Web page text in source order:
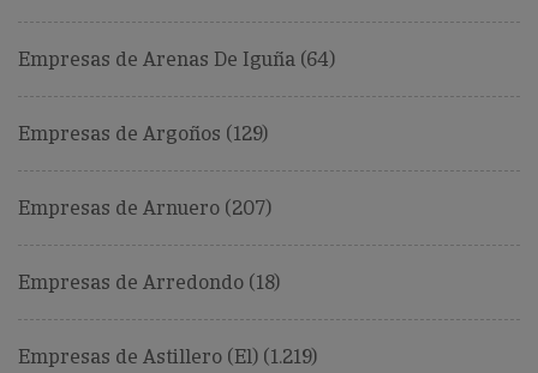
Empresas de Arenas De Iguña (64)
Empresas de Argoños (129)
Empresas de Arnuero (207)
Empresas de Arredondo (18)
Empresas de Astillero (El) (1.219)